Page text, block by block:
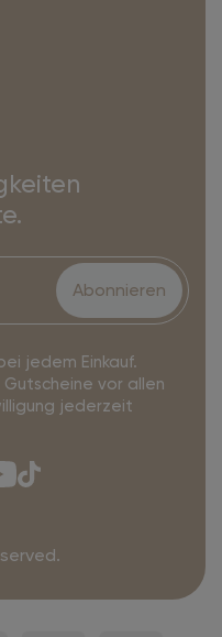
Abonnieren
jedem Einkauf.
vor allen
jederzeit